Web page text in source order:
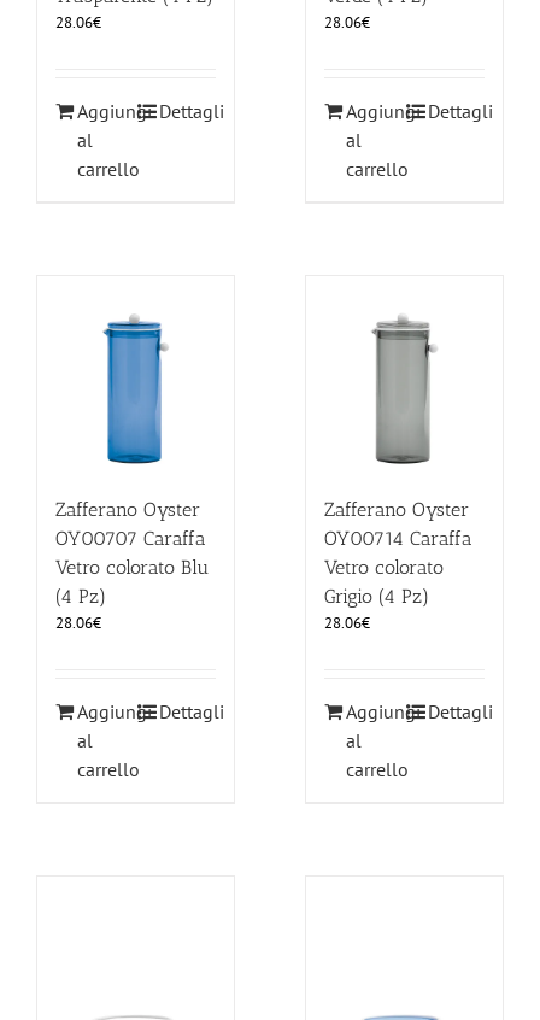
28.06€
Aggiungi
al
carrello
Dettagli
28.06€
Aggiungi
al
carrello
Dettagli
Zafferano Oyster
OY00707 Caraffa
Vetro colorato Blu
(4 Pz)
28.06€
Aggiungi
al
carrello
Dettagli
Zafferano Oyster
OY00714 Caraffa
Vetro colorato
Grigio (4 Pz)
28.06€
Aggiungi
al
carrello
Dettagli